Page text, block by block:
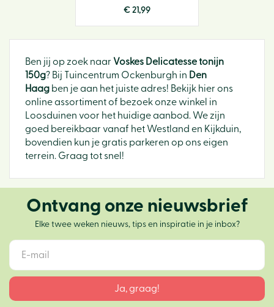
€ 21,99
Ben jij op zoek naar Voskes Delicatesse tonijn
150g? Bij Tuincentrum Ockenburgh in Den
Haag ben je aan het juiste adres! Bekijk hier ons
online assortiment of bezoek onze winkel in
Loosduinen voor het huidige aanbod. We zijn
goed bereikbaar vanaf het Westland en Kijkduin,
bovendien kun je gratis parkeren op ons eigen
terrein. Graag tot snel!
Ontvang onze nieuwsbrief
Elke twee weken nieuws, tips en inspiratie in je inbox?